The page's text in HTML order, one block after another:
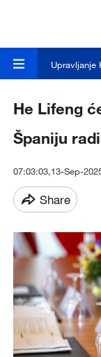
Upravljanje
He Lifeng
Španiju
07:03:03,13-Sep-
Share